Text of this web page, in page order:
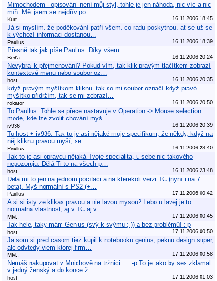
Mimochodem - opisování není můj styl, tohle je jen náhoda, nic víc a nic
míň. Měl jsem se nejdřív po…
Kurt 16.11.2006 18:45
Já si myslím, že poděkování patří všem, co radu poskytnou, ať se už se
k výchozí informaci dostanou…
Paullus 16.11.2006 18:39
Přesně tak jak píše Paullus: Díky všem.
Beďa 16.11.2006 20:24
Nevybral k přejmenování? Pokud vím, tak klik pravým tlačítkem zobrazí
kontextové menu nebo soubor oz…
host 16.11.2006 20:35
když pravým myšítkem kliknu, tak se mi soubor označí když pravé
myšítko přidržím, tak se mi zobrazí…
rokator 16.11.2006 20:50
To Paullus: Tohle se přece nastavuje v Operation -> Mouse selection
mode, kde lze zvolit chování myš…
iv936 16.11.2006 20:39
To host + iv936: Tak to je asi nějaké moje specifikum, že někdy, když na
něj kliknu pravou myší, se…
Paullus 16.11.2006 23:40
Tak to je asi opravdu nějaká Tvoje specialita, u sebe nic takového
nepozoruju. Dělá Ti to na všech p…
host 16.11.2006 23:48
Dělá mi to jen na jednom počítači a na kterékoli verzi TC (nyní i na 7
beta). Myš normální s PS2 (+…
Paullus 17.11.2006 00:42
A si si isty ze klikas pravou a nie lavou mysou? Lebo u lavej je to
normalna vlastnost, aj v TC aj v…
MM.. 17.11.2006 00:45
Tak hele, taky mám Genius (svý k svýmu ;-)) a bez problémů! :-p
host 17.11.2006 00:50
Ja som si pred casom tiez kupil k notebooku genius, peknu design super,
ale odvtedy viem ktorej firm…
MM.. 17.11.2006 00:58
Nemáš nakupovat v Mnichově na tržnici.... :-p To je jako by ses zklamal
v jedný ženský a do konce ž…
host 17.11.2006 01:03